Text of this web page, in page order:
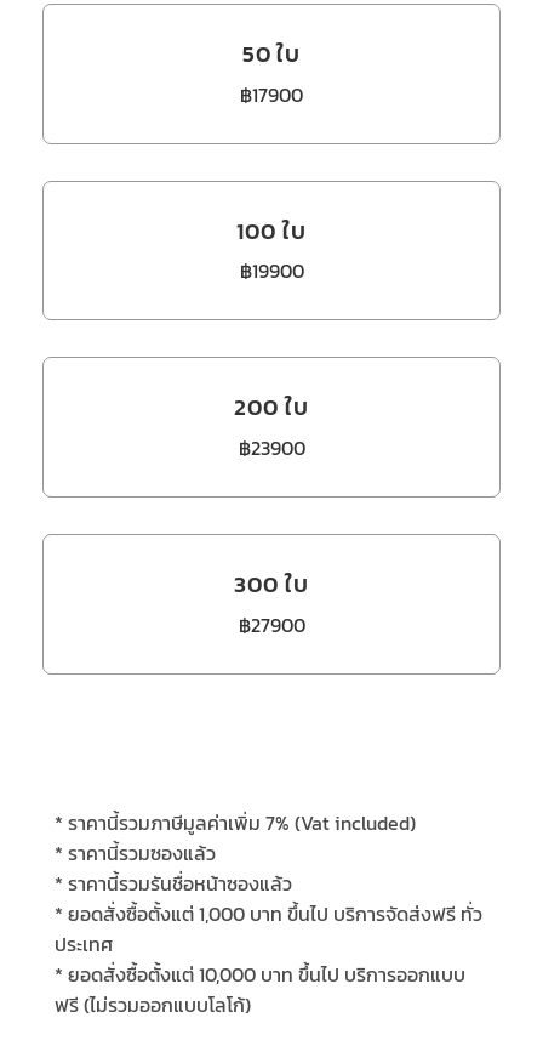
50 ใบ
฿17900
100 ใบ
฿19900
200 ใบ
฿23900
300 ใบ
฿27900
* ราคานี้รวมภาษีมูลค่าเพิ่ม 7% (Vat included)
* ราคานี้รวมซองแล้ว
* ราคานี้รวมรันชื่อหน้าซองแล้ว
* ยอดสั่งซื้อตั้งแต่1,000 บาท ขึ้นไป บริการจัดส่งฟรี ทั่ว
ประเทศ
* ยอดสั่งซื้อตั้งแต่10,000 บาท ขึ้นไป บริการออกแบบ
ฟรี(ไม่รวมออกแบบโลโก้)